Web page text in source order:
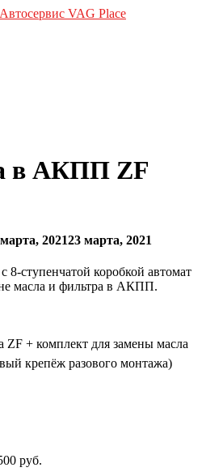
в АКПП ZF
202123 марта, 2021
8-ступенчатой коробкой автомат
масла и фильтра в АКПП.
ZF + комплект для замены масла
крепёж разового монтажа)
руб.